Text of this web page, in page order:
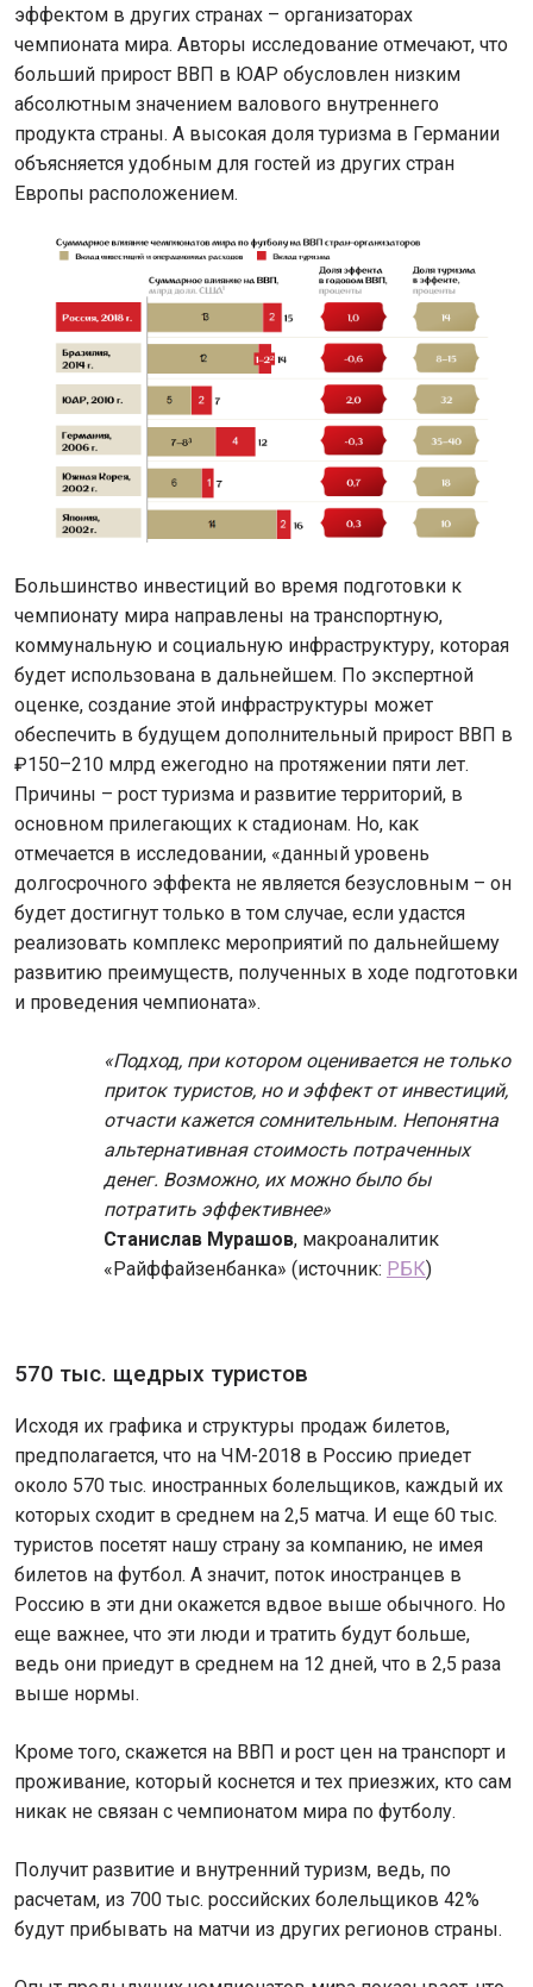
эффектом в других странах – организаторах
чемпионата мира. Авторы исследование отмечают, что
больший прирост ВВП в ЮАР обусловлен низким
абсолютным значением валового внутреннего
продукта страны. А высокая доля туризма в Германии
объясняется удобным для гостей из других стран
Европы расположением.
Большинство инвестиций во время подготовки к
чемпионату мира направлены на транспортную,
коммунальную и социальную инфраструктуру, которая
будет использована в дальнейшем. По экспертной
оценке, создание этой инфраструктуры может
обеспечить в будущем дополнительный прирост ВВП в
₽150–210 млрд ежегодно на протяжении пяти лет.
Причины – рост туризма и развитие территорий, в
основном прилегающих к стадионам. Но, как
отмечается в исследовании, «данный уровень
долгосрочного эффекта не является безусловным – он
будет достигнут только в том случае, если удастся
реализовать комплекс мероприятий по дальнейшему
развитию преимуществ, полученных в ходе подготовки
и проведения чемпионата».
«Подход, при котором оценивается не только
приток туристов, но и эффект от инвестиций,
отчасти кажется сомнительным. Непонятна
альтернативная стоимость потраченных
денег. Возможно, их можно было бы
потратить эффективнее»
Станислав Мурашов, макроаналитик
«Райффайзенбанка» (источник: РБК)
570 тыс. щедрых туристов
Исходя их графика и структуры продаж билетов,
предполагается, что на ЧМ-2018 в Россию приедет
около 570 тыс. иностранных болельщиков, каждый их
которых сходит в среднем на 2,5 матча. И еще 60 тыс.
туристов посетят нашу страну за компанию, не имея
билетов на футбол. А значит, поток иностранцев в
Россию в эти дни окажется вдвое выше обычного. Но
еще важнее, что эти люди и тратить будут больше,
ведь они приедут в среднем на 12 дней, что в 2,5 раза
выше нормы.
Кроме того, скажется на ВВП и рост цен на транспорт и
проживание, который коснется и тех приезжих, кто сам
никак не связан с чемпионатом мира по футболу.
Получит развитие и внутренний туризм, ведь, по
расчетам, из 700 тыс. российских болельщиков 42%
будут прибывать на матчи из других регионов страны.